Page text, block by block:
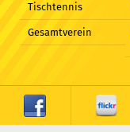
Tischtennis
Gesamtverein